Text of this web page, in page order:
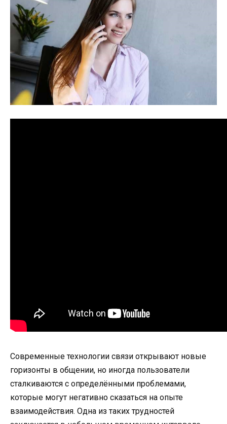
Современные технологии связи открывают новые
горизонты в общении, но иногда пользователи
сталкиваются с определёнными проблемами,
которые могут негативно сказаться на опыте
взаимодействия. Одна из таких трудностей